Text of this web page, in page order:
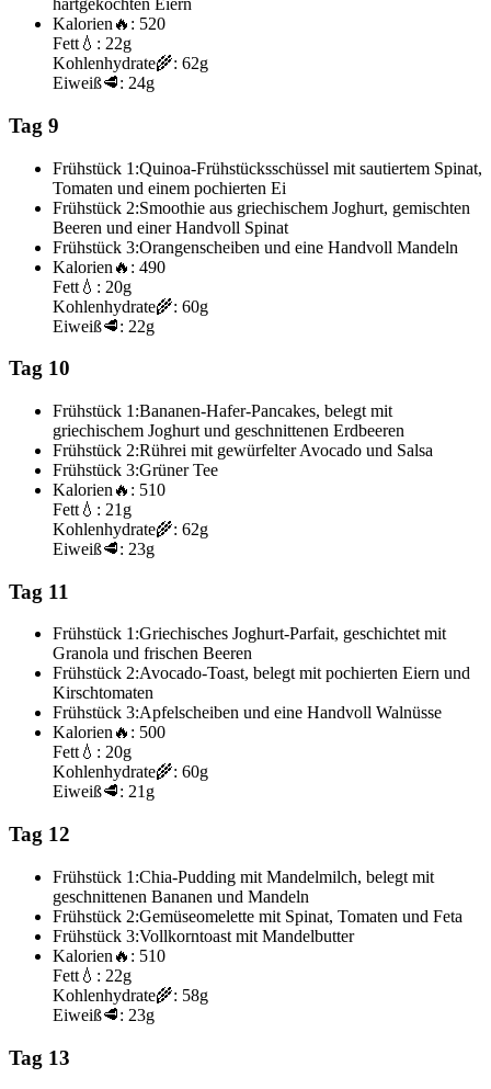
hartgekochten Eiern
Kalorien 🔥: 520
Fett 💧: 22g
Kohlenhydrate🌾: 62g
Eiweiß🥩: 24g
Tag 9
Frühstück 1:Quinoa-Frühstücksschüssel mit sautiertem Spinat,
Tomaten und einem pochierten Ei
Frühstück 2:Smoothie aus griechischem Joghurt, gemischten
Beeren und einer Handvoll Spinat
Frühstück 3:Orangenscheiben und eine Handvoll Mandeln
Kalorien 🔥: 490
Fett 💧: 20g
Kohlenhydrate🌾: 60g
Eiweiß🥩: 22g
Tag 10
Frühstück 1:Bananen-Hafer-Pancakes, belegt mit
griechischem Joghurt und geschnittenen Erdbeeren
Frühstück 2:Rührei mit gewürfelter Avocado und Salsa
Frühstück 3:Grüner Tee
Kalorien 🔥: 510
Fett 💧: 21g
Kohlenhydrate🌾: 62g
Eiweiß🥩: 23g
Tag 11
Frühstück 1:Griechisches Joghurt-Parfait, geschichtet mit
Granola und frischen Beeren
Frühstück 2:Avocado-Toast, belegt mit pochierten Eiern und
Kirschtomaten
Frühstück 3:Apfelscheiben und eine Handvoll Walnüsse
Kalorien🔥: 500
Fett💧: 20g
Kohlenhydrate🌾: 60g
Eiweiß🥩: 21g
Tag 12
Frühstück 1:Chia-Pudding mit Mandelmilch, belegt mit
geschnittenen Bananen und Mandeln
Frühstück 2:Gemüseomelette mit Spinat, Tomaten und Feta
Frühstück 3:Vollkorntoast mit Mandelbutter
Kalorien 🔥: 510
Fett 💧: 22g
Kohlenhydrate🌾: 58g
Eiweiß🥩: 23g
Tag 13